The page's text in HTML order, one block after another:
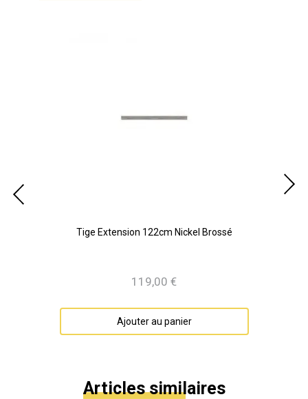
Tige Extension 122cm Nickel Brossé
Prix
119,00 €
Ajouter au panier
Articles similaires